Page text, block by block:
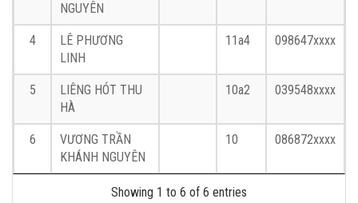
NGUYÊN
4
LÊ PHƯƠNG
LINH
11a4 098647xxxx
5
LIÊNG HÓT THU
HÀ
10a2 039548xxxx
6
VƯƠNG TRẦN
KHÁNH NGUYÊN
10 086872xxxx
Showing 1 to 6 of 6 entries